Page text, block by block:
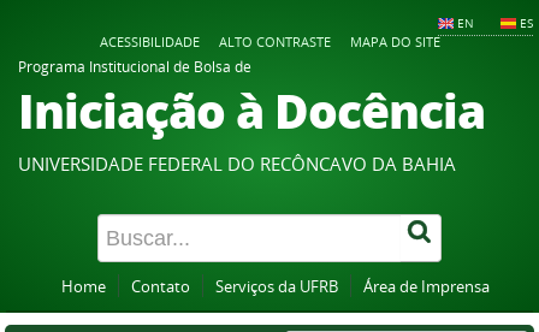
EN ES
ACESSIBILIDADE ALTO CONTRASTE
MAPA DO SITE
Programa Institucional de Bolsa de
Iniciação à Docência
UNIVERSIDADE FEDERAL DO RECÔNCAVO DA BAHIA
Home Contato Serviços da UFRB Área de Imprensa